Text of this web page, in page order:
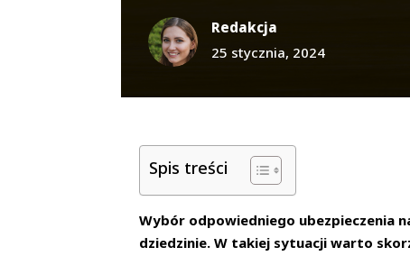
Redakcja
25 stycznia, 2024
Spis treści
Wybór odpowiedniego ubezpieczenia
dziedzinie. W takiej sytuacji warto